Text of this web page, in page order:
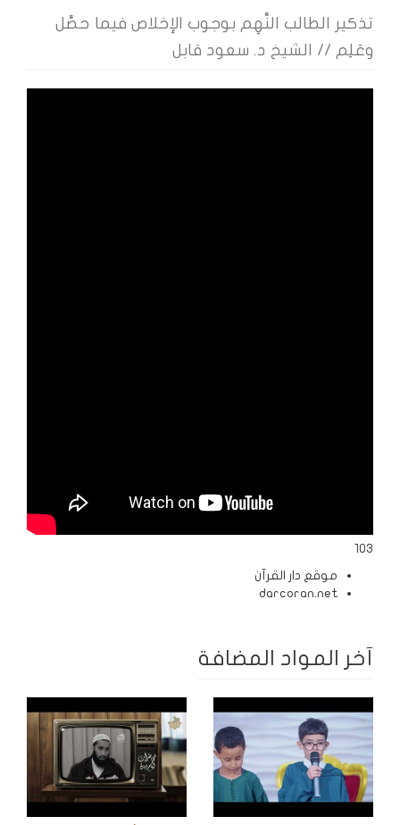
الكتب
تذكير الطالب النَّهِم بوجوب الإخلاص فيما حصَّل
وعَلِم // الشيخ د. سعود قابل
103
موقع دار القرآن
darcoran.net
آخر المواد المضافة